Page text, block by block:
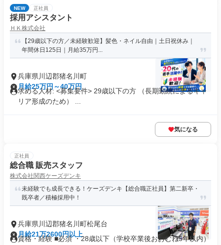
NEW 正社員
採用アシスタント
ＨＫ株式会社
【29歳以下の方／未経験歓迎】髪色・ネイル自由｜土日祝休み｜
年間休日125日｜月給35万円...
兵庫県川辺郡猪名川町
月給25万円～40万円
求める人材: <募集要件> 29歳以下の方 （長期勤続によるキャ
リア形成のため） ...
気になる
正社員
総合職 販売スタッフ
株式会社関西ケーズデンキ
未経験でも成長できる！ケーズデンキ【総合職正社員】第二新卒・
既卒者／積極採用中！
兵庫県川辺郡猪名川町松尾台
月給21万2600円以上
資格・経験 ■必須 ・28歳以下（学校卒業後おおむね5年以内）